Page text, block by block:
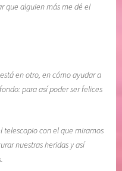
que alguien más me dé el
en otro, en cómo ayudar a
para así poder ser felices
telescopio con el que miramos
nuestras heridas y así